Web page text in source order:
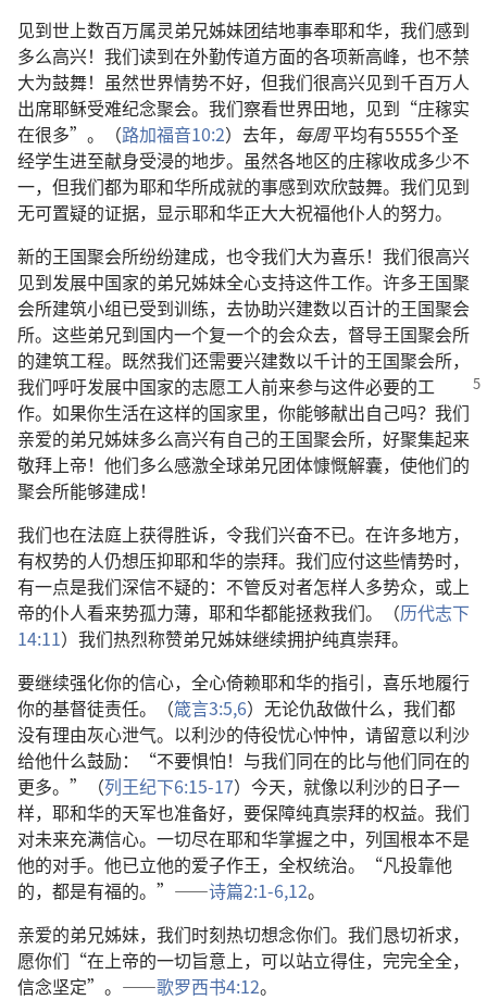
见到世上数百万属灵弟兄姊妹团结地事奉耶和华，我们感到
多么高兴！我们读到在外勤传道方面的各项新高峰，也不禁
大为鼓舞！虽然世界情势不好，但我们很高兴见到千百万人
出席耶稣受难纪念聚会。我们察看世界田地，见到“庄稼实
在很多”。（路加福音10:2）去年， 每周平均有5555个圣
经学生进至献身受浸的地步。虽然各地区的庄稼收成多少不
一，但我们都为耶和华所成就的事感到欢欣鼓舞。我们见到
无可置疑的证据，显示耶和华正大大祝福他仆人的努力。
新的王国聚会所纷纷建成，也令我们大为喜乐！我们很高兴
见到发展中国家的弟兄姊妹全心支持这件工作。许多王国聚
会所建筑小组已受到训练，去协助兴建数以百计的王国聚会
所。这些弟兄到国内一个复一个的会众去，督导王国聚会所
的建筑工程。既然我们还需要兴建数以千计的王国聚会所，
我们呼吁发展中国家的志愿工人前来参与这件必要的工
作。如果你生活在这样的国家里，你能够献出自己吗？我们
亲爱的弟兄姊妹多么高兴有自己的王国聚会所，好聚集起来
敬拜上帝！他们多么感激全球弟兄团体慷慨解囊，使他们的
聚会所能够建成！
我们也在法庭上获得胜诉，令我们兴奋不已。在许多地方，
有权势的人仍想压抑耶和华的崇拜。我们应付这些情势时，
有一点是我们深信不疑的：不管反对者怎样人多势众，或上
帝的仆人看来势孤力薄，耶和华都能拯救我们。（历代志下
14:11）我们热烈称赞弟兄姊妹继续拥护纯真崇拜。
要继续强化你的信心，全心倚赖耶和华的指引，喜乐地履行
你的基督徒责任。（箴言3:5,6）无论仇敌做什么，我们都
没有理由灰心泄气。以利沙的侍役忧心忡忡，请留意以利沙
给他什么鼓励：“不要惧怕！与我们同在的比与他们同在的
更多。”（列王纪下6:15-17）今天，就像以利沙的日子一
样，耶和华的天军也准备好，要保障纯真崇拜的权益。我们
对未来充满信心。一切尽在耶和华掌握之中，列国根本不是
他的对手。他已立他的爱子作王，全权统治。“凡投靠他
的，都是有福的。”——诗篇2:1-6,12。
亲爱的弟兄姊妹，我们时刻热切想念你们。我们恳切祈求，
愿你们“在上帝的一切旨意上，可以站立得住，完完全全，
信念坚定”。——歌罗西书4:12。